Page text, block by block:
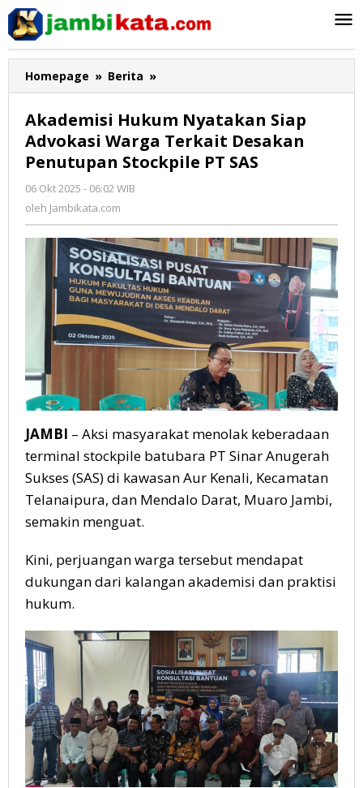
Lewati
konten
Homepage » Berita »
Hukum
Siap
Advokasi
Warga
Stockpile
PT
SAS
Akademisi Hukum Nyatakan Siap
Advokasi Warga Terkait Desakan
Penutupan Stockpile PT SAS
06 Okt 2025 - 06:02 WIB
oleh Jambikata.com
JAMBI – Aksi masyarakat menolak keberadaan
terminal stockpile batubara PT Sinar Anugerah
Sukses (SAS) di kawasan Aur Kenali, Kecamatan
Telanaipura, dan Mendalo Darat, Muaro Jambi,
semakin menguat.
Kini, perjuangan warga tersebut mendapat
dukungan dari kalangan akademisi dan praktisi
hukum.